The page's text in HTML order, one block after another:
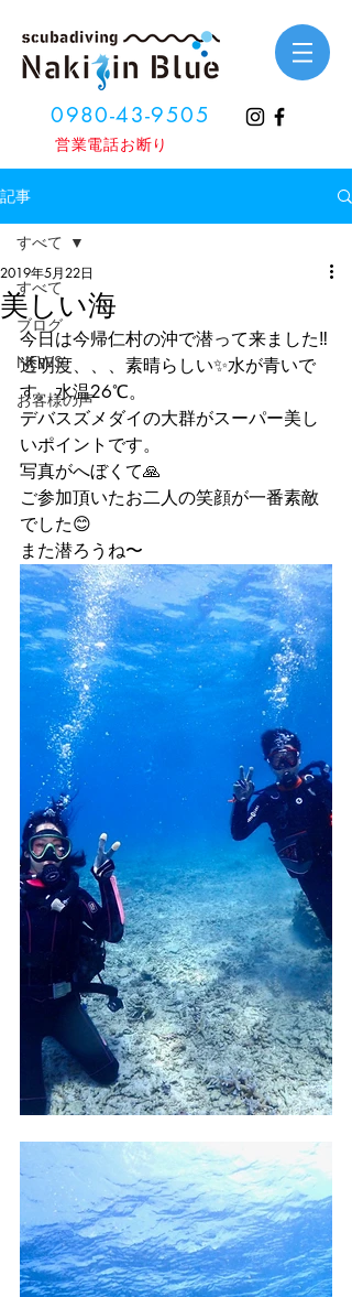
0980-43-9505
​営業電話お断り
記事
すべて
ブログ
NEWS
お客様の声
すべて
美しい海
2019年5月22日
今日は今帰仁村の沖で潜って来ました‼️
透明度、、、素晴らしい✨水が青いで
す。水温26℃。
デバスズメダイの大群がスーパー美し
いポイントです。
写真がへぼくて🙏
ご参加頂いたお二人の笑顔が一番素敵
でした😊
また潜ろうね〜